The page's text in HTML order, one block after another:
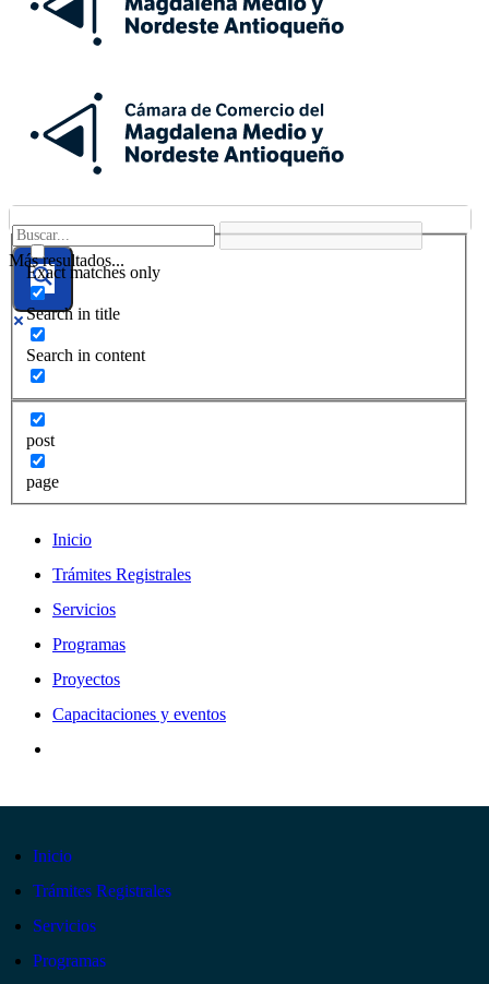
Más resultados...
Exact matches only
Search in title
Search in content
post
page
Inicio
Trámites Registrales
Servicios
Programas
Proyectos
Capacitaciones y eventos
Inicio
Trámites Registrales
Servicios
Programas